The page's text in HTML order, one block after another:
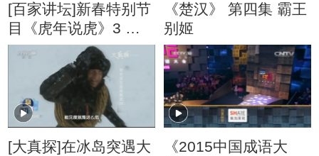
[百家讲坛]新春特别节
目《虎年说虎》3 天
干地支背后的文化内
《楚汉》 第四集 霸王
别姬
[大真探]在冰岛突遇大
《2015中国成语大